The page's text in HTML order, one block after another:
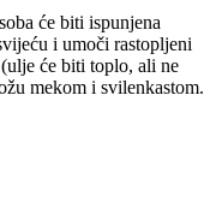
će biti ispunjena
i umoči rastopljeni
će biti toplo, ali ne
mekom i svilenkastom.